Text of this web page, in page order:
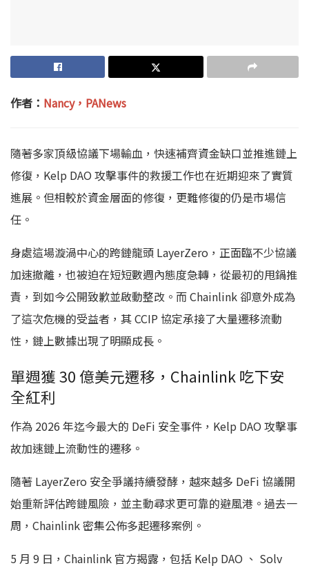
作者： Nancy，PANews
隨著多家頂級協議下場輸血，快速補齊資金缺口並推進鏈上
修復，Kelp DAO 攻擊事件的救援工作也在近期迎來了實質
進展。但相較於資金層面的修復，更難修復的仍是市場信
任。
身處這場漩渦中心的跨鏈龍頭 LayerZero，正面臨不少協議
加速撤離，也被迫在短短數週內態度急轉，從最初的甩鍋推
責，到如今公開致歉並啟動整改。而 Chainlink 卻意外成為
了這次危機的受益者，其 CCIP 協定承接了大量遷移流動
性，鏈上數據出現了明顯成長。
單週獲 30 億美元遷移，Chainlink 吃下安
全紅利
作為 2026 年迄今最大的 DeFi 安全事件，Kelp DAO 攻擊事
故加速鏈上流動性的遷移。
隨著 LayerZero 安全爭議持續發酵，越來越多 DeFi 協議開
始重新評估跨鏈風險，並主動尋求更可靠的避風港。過去一
周，Chainlink 密集公佈多起遷移案例。
5 月 9 日，Chainlink 官方揭露，包括 Kelp DAO 、 Solv